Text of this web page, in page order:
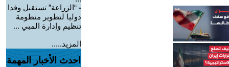
- “الزراعة” تستقبل وفدا
دوليا لتطوير منظومة
تنظيم وإدارة المبي ...
المزيد.....
احدث الأخبار المهمة